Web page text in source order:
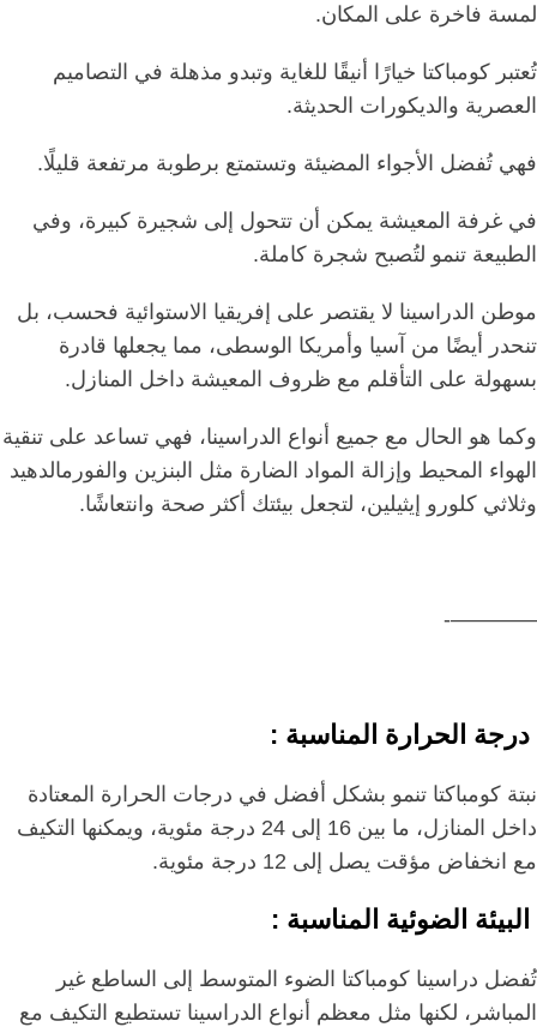
لمسة فاخرة على المكان.
تُعتبر كومباكتا خيارًا أنيقًا للغاية وتبدو مذهلة في التصاميم
العصرية والديكورات الحديثة.
فهي تُفضل الأجواء المضيئة وتستمتع برطوبة مرتفعة قليلًا.
في غرفة المعيشة يمكن أن تتحول إلى شجيرة كبيرة، وفي
الطبيعة تنمو لتُصبح شجرة كاملة.
موطن الدراسينا لا يقتصر على إفريقيا الاستوائية فحسب، بل
تنحدر أيضًا من آسيا وأمريكا الوسطى، مما يجعلها قادرة
بسهولة على التأقلم مع ظروف المعيشة داخل المنازل.
وكما هو الحال مع جميع أنواع الدراسينا، فهي تساعد على تنقية
الهواء المحيط وإزالة المواد الضارة مثل البنزين والفورمالدهيد
وثلاثي كلورو إيثيلين، لتجعل بيئتك أكثر صحة وانتعاشًا.
————-
درجة الحرارة المناسبة :
نبتة كومباكتا تنمو بشكل أفضل في درجات الحرارة المعتادة
داخل المنازل، ما بين 16 إلى 24 درجة مئوية، ويمكنها التكيف
مع انخفاض مؤقت يصل إلى 12 درجة مئوية.
البيئة الضوئية المناسبة :
تُفضل دراسينا كومباكتا الضوء المتوسط إلى الساطع غير
المباشر، لكنها مثل معظم أنواع الدراسينا تستطيع التكيف مع